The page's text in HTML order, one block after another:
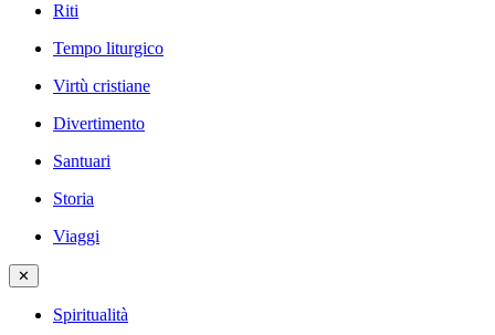
Riti
Tempo liturgico
Virtù cristiane
Divertimento
Santuari
Storia
Viaggi
✕
Spiritualità